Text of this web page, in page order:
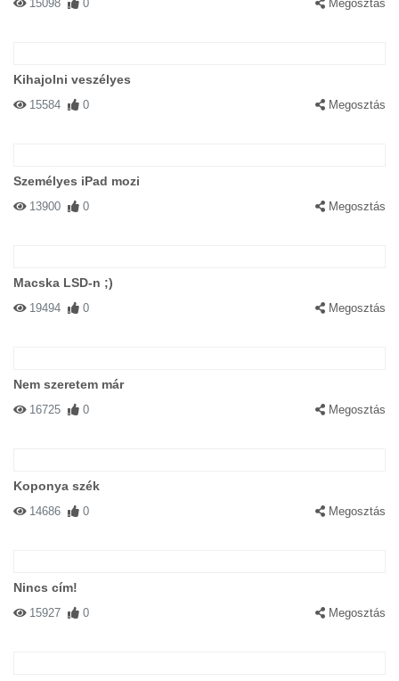
15098 0 Megosztás
Kihajolni veszélyes
15584 0 Megosztás
Személyes iPad mozi
13900 0 Megosztás
Macska LSD-n ;)
19494 0 Megosztás
Nem szeretem már
16725 0 Megosztás
Koponya szék
14686 0 Megosztás
Nincs cím!
15927 0 Megosztás